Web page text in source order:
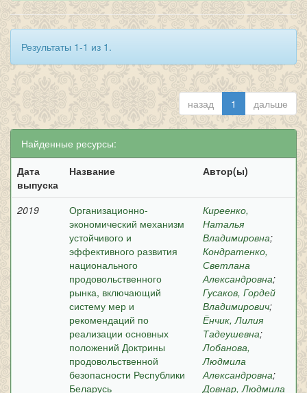
Результаты 1-1 из 1.
назад 1 дальше
Найденные ресурсы:
Дата
выпуска
Название Автор(ы)
2019
Организационно-
экономический механизм
устойчивого и
эффективного развития
национального
продовольственного
рынка, включающий
систему мер и
рекомендаций по
реализации основных
положений Доктрины
продовольственной
безопасности Республики
Беларусь
Киреенко,
Наталья
Владимировна;
Кондратенко,
Светлана
Александровна;
Гусаков, Гордей
Владимирович;
Ёнчик, Лилия
Тадеушевна;
Лобанова,
Людмила
Александровна;
Довнар, Людмила